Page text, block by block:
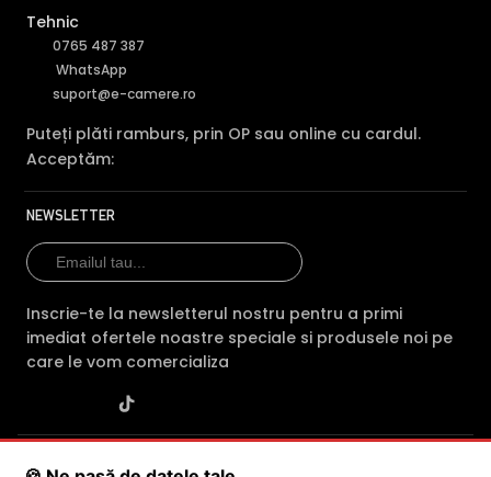
Tehnic
0765 487 387
WhatsApp
suport@e-camere.ro
Puteți plăti ramburs, prin OP sau online cu cardul.
Acceptăm:
NEWSLETTER
Inscrie-te la newsletterul nostru pentru a primi
imediat ofertele noastre speciale si produsele noi pe
care le vom comercializa
SC POLITES ONLINE SRL